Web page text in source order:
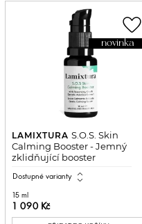
LAMIXTURA S.O.S. Skin
Calming Booster - Jemný
zklidňující booster
Dostupné varianty expand_all
15 ml
1 090 Kč
novinka
favorite_border